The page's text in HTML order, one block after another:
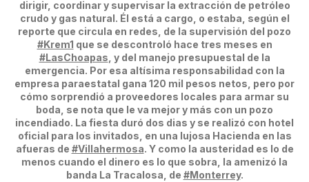
dirigir, coordinar y supervisar la extracción de petróleo
crudo y gas natural. Él está a cargo, o estaba, según el
reporte que circula en redes, de la supervisión del pozo
#Krem1 que se descontroló hace tres meses en
#LasChoapas , y del manejo presupuestal de la
emergencia. Por esa altísima responsabilidad con la
empresa paraestatal gana 120 mil pesos netos, pero por
cómo sorprendió a proveedores locales para armar su
boda, se nota que le va mejor y más con un pozo
incendiado. La fiesta duró dos dias y se realizó con hotel
oficial para los invitados, en una lujosa Hacienda en las
afueras de #Villahermosa. Y como la austeridad es lo de
menos cuando el dinero es lo que sobra, la amenizó la
banda La Tracalosa, de #Monterrey.